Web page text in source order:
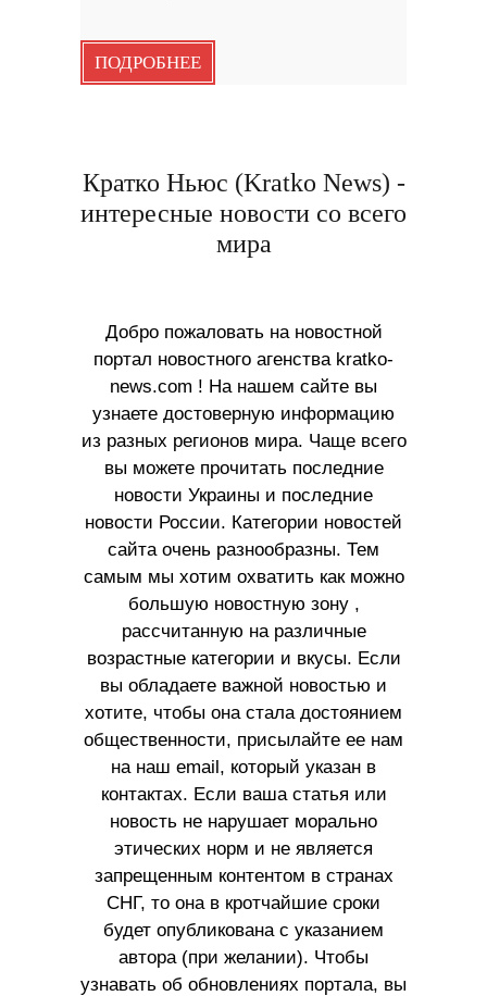
ПОДРОБНЕЕ
Кратко Ньюс (Kratko News) -
интересные новости со всего
мира
Добро пожаловать на новостной
портал новостного агенства kratko-
news.com ! На нашем сайте вы
узнаете достоверную информацию
из разных регионов мира. Чаще всего
вы можете прочитать последние
новости Украины и последние
новости России. Категории новостей
сайта очень разнообразны. Тем
самым мы хотим охватить как можно
большую новостную зону ,
рассчитанную на различные
возрастные категории и вкусы. Если
вы обладаете важной новостью и
хотите, чтобы она стала достоянием
общественности, присылайте ее нам
на наш email, который указан в
контактах. Если ваша статья или
новость не нарушает морально
этических норм и не является
запрещенным контентом в странах
СНГ, то она в кротчайшие сроки
будет опубликована с указанием
автора (при желании). Чтобы
узнавать об обновлениях портала, вы